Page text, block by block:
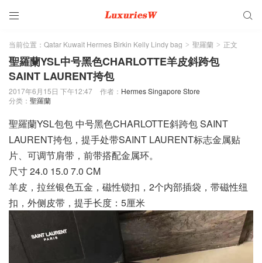
 
当前位置： Qatar Kuwait Hermes Birkin Kelly Lindy bag > 聖羅蘭 > 正文
聖羅蘭YSL中号黑色CHARLOTTE羊皮斜跨包
SAINT LAURENT挎包
2017年6月15日 下午12:47 作者： Hermes Singapore Store
分类： 聖羅蘭
聖羅蘭YSL包包 中号黑色CHARLOTTE斜跨包 SAINT
LAURENT挎包，提手处带SAINT LAURENT标志金属贴
片、可调节肩带，前带搭配金属环。
尺寸 24.0 15.0 7.0 CM
羊皮，拉丝银色五金，磁性锁扣，2个内部插袋，带磁性纽
扣，外侧皮带，提手长度：5厘米